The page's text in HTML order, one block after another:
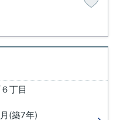
丁目
(築7年)